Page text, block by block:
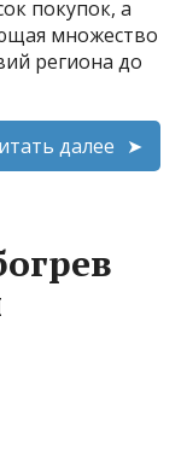
покупок, а
множество
региона до
далее